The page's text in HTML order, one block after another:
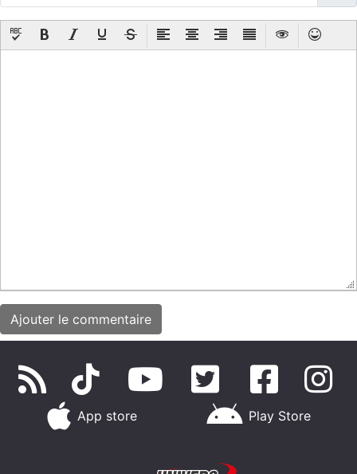
App store Play Store